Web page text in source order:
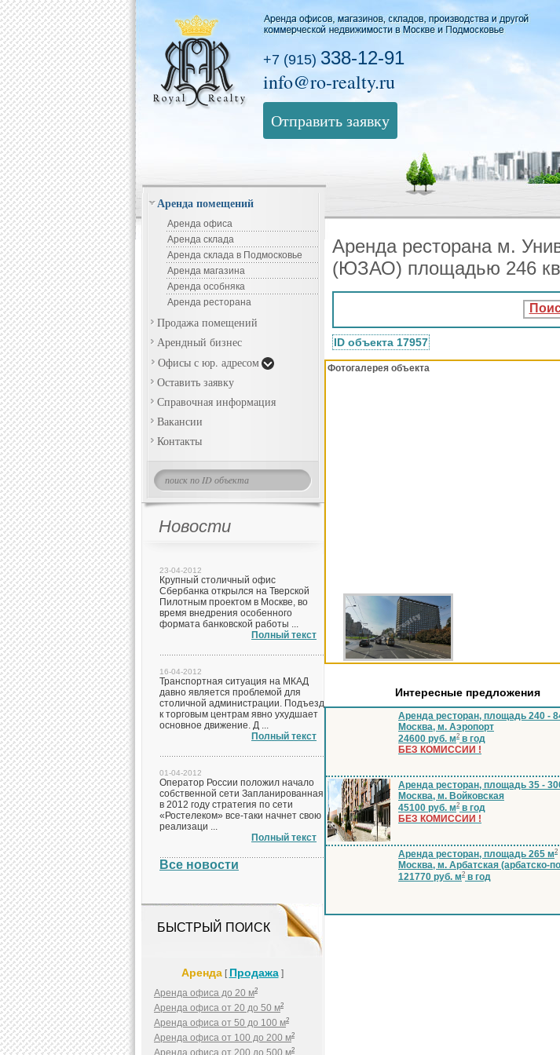
+7 (915) 338-12-91
info@ro-realty.ru
Отправить заявку
Аренда помещений
Аренда офиса
Аренда склада
Аренда склада в Подмосковье
Аренда магазина
Аренда особняка
Аренда ресторана
Продажа помещений
Арендный бизнес
Офисы с юр. адресом
Оставить заявку
Справочная информация
Вакансии
Контакты
Новости
23-04-2012
Крупный столичный офис
Сбербанка открылся на Тверской
Пилотным проектом в Москве, во
время внедрения особенного
формата банковской работы ...
Полный текст
16-04-2012
Транспортная ситуация на МКАД
давно является проблемой для
столичной администрации. Подъезд
к торговым центрам явно ухудшает
основное движение. Д ...
Полный текст
01-04-2012
Оператор России положил начало
собственной сети Запланированная
в 2012 году стратегия по сети
«Ростелеком» все-таки начнет свою
реализаци ...
Полный текст
Все новости
БЫСТРЫЙ ПОИСК
Аренда[ Продажа]
Аренда офиса до 20 м2
Аренда офиса от 20 до 50 м2
Аренда офиса от 50 до 100 м2
Аренда офиса от 100 до 200 м2
Аренда офиса от 200 до 500 м2
Аренда ресторана м.
(ЮЗАО) площадью 246
ID объекта 17957
Фотогалерея объекта
Интересные предложения
Аренда ресторан, площадь 240 -
Москва, м. Аэропорт
24600 руб. м2 в год
БЕЗ КОМИССИИ !
Аренда ресторан, площадь 35 -
Москва, м. Войковская
45100 руб. м2 в год
БЕЗ КОМИССИИ !
Аренда ресторан, площадь 265 м2
Москва, м. Арбатская (арбатско-
121770 руб. м2 в год